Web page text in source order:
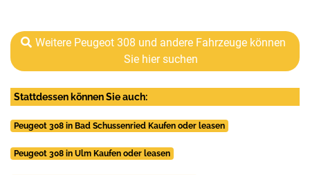
Weitere Peugeot 308 und andere Fahrzeuge können
Sie hier suchen
Stattdessen können Sie auch:
Peugeot 308 in Bad Schussenried Kaufen oder leasen
Peugeot 308 in Ulm Kaufen oder leasen